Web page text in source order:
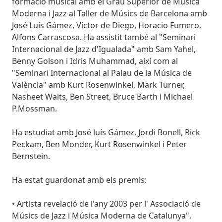
Moderna i Jazz al Taller de Músics de Barcelona amb
José Luís Gámez, Víctor de Diego, Horacio Fumero,
Alfons Carrascosa. Ha assistit també al "Seminari
Internacional de Jazz d'Igualada" amb Sam Yahel,
Benny Golson i Idris Muhammad, així com al
"Seminari Internacional al Palau de la Música de
València" amb Kurt Rosenwinkel, Mark Turner,
Nasheet Waits, Ben Street, Bruce Barth i Michael
P.Mossman.
Ha estudiat amb José luís Gámez, Jordi Bonell, Rick
Peckam, Ben Monder, Kurt Rosenwinkel i Peter
Bernstein.
Ha estat guardonat amb els premis:
• Artista revelació de l'any 2003 per l' Associació de
Músics de Jazz i Música Moderna de Catalunya".